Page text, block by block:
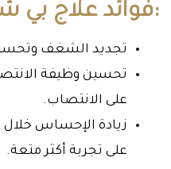
:فوائد علاج بي
تجديد الشغف
تحسين وظيفة
على الانتصاب.
زيادة الإحساس
على تجربة أكثر متعة.